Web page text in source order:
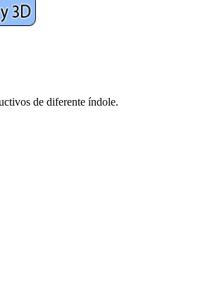
de diferente índole.